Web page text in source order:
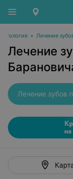
• Лечение
Лечение
Лечение зубов